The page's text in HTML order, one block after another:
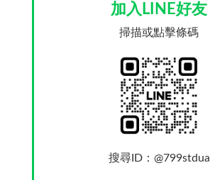
加入LINE好友
掃描或點擊條碼
搜尋ID：@799stdua